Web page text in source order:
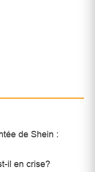
de Shein :
il en crise?